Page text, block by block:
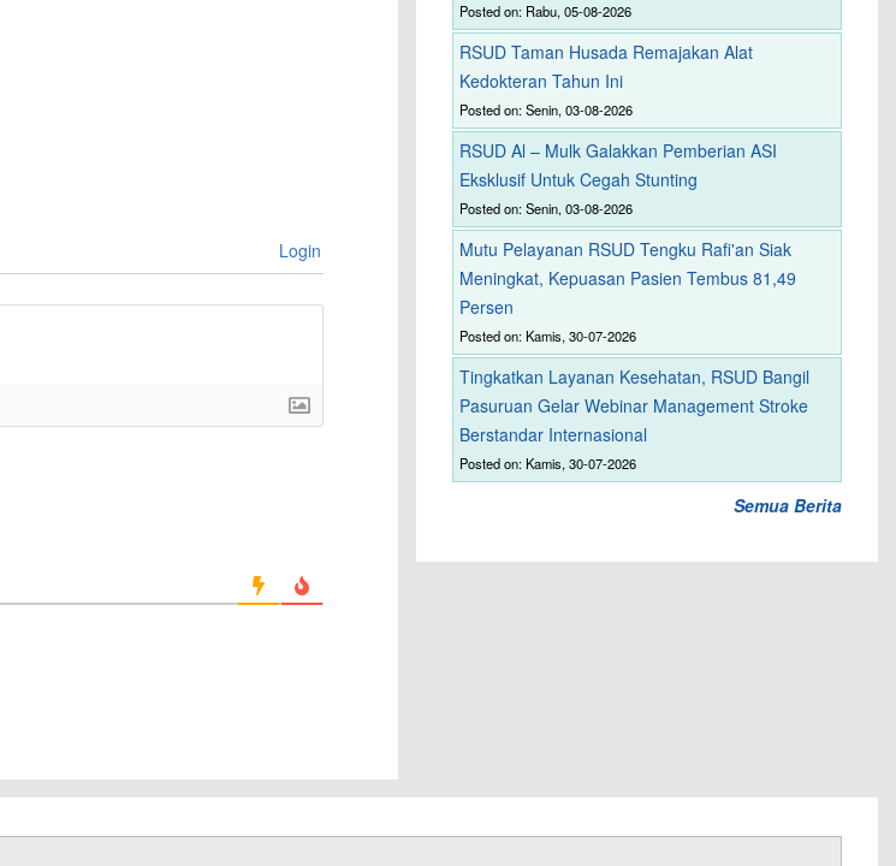
Login
Posted on: Rabu, 05-08-2026
RSUD Taman Husada Remajakan Alat
Kedokteran Tahun Ini
Posted on: Senin, 03-08-2026
RSUD Al – Mulk Galakkan Pemberian ASI
Eksklusif Untuk Cegah Stunting
Posted on: Senin, 03-08-2026
Mutu Pelayanan RSUD Tengku Rafi'an Siak
Meningkat, Kepuasan Pasien Tembus 81,49
Persen
Posted on: Kamis, 30-07-2026
Tingkatkan Layanan Kesehatan, RSUD Bangil
Pasuruan Gelar Webinar Management Stroke
Berstandar Internasional
Posted on: Kamis, 30-07-2026
Semua Berita